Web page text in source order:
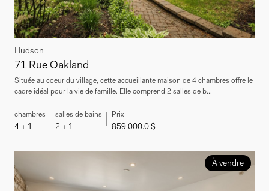
Hudson
71 Rue Oakland
Située au coeur du village, cette accueillante maison de 4 chambres offre le
cadre idéal pour la vie de famille. Elle comprend 2 salles de b...
chambres
4 + 1
salles de bains
2 + 1
Prix
859 000.0 $
À vendre